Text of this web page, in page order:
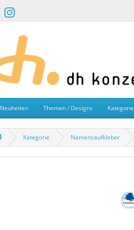
Neuheiten Themen / Designs Kategorie
Kategorie Namensaufkleber